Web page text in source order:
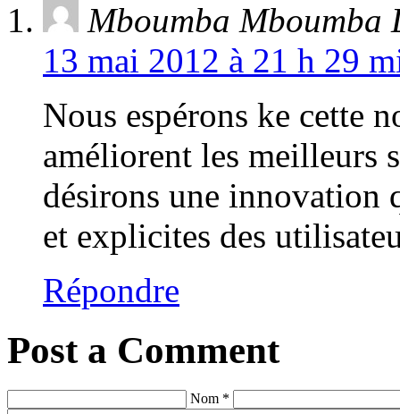
Mboumba Mboumba
13 mai 2012 à 21 h 29
Nous espérons ke cette
améliorent les meilleurs
désirons une innovation
et explicites des
Répondre
Post a Comment
Nom *